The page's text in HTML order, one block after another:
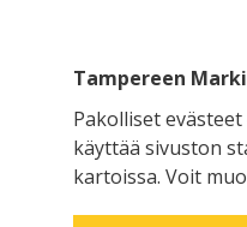
Tampereen
Pakolliset
käyttää sivuston
kartoissa. Voit